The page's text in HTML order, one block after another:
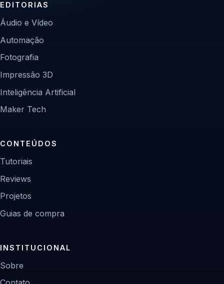
EDITORIAS
Áudio e Vídeo
Automação
Fotografia
Impressão 3D
Inteligência Artificial
Maker Tech
CONTEÚDOS
Tutoriais
Reviews
Projetos
Guias de compra
INSTITUCIONAL
Sobre